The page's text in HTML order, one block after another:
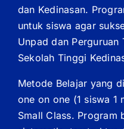
dan Kedinasan.
untuk siswa agar
Unpad dan
Sekolah Tinggi
Metode Belajar yang
one on one (1 siswa 1
Small Class. Program